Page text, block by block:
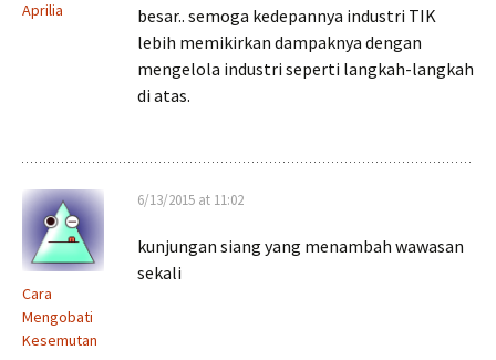
Aprilia
besar.. semoga kedepannya industri TIK
lebih memikirkan dampaknya dengan
mengelola industri seperti langkah-langkah
di atas.
Cara
Mengobati
Kesemutan
6/13/2015 at 11:02
kunjungan siang yang menambah wawasan
sekali